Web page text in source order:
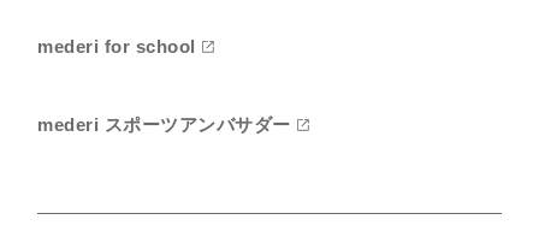
mederi for school
mederi スポーツアンバサダー